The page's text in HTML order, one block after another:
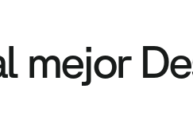
mejor